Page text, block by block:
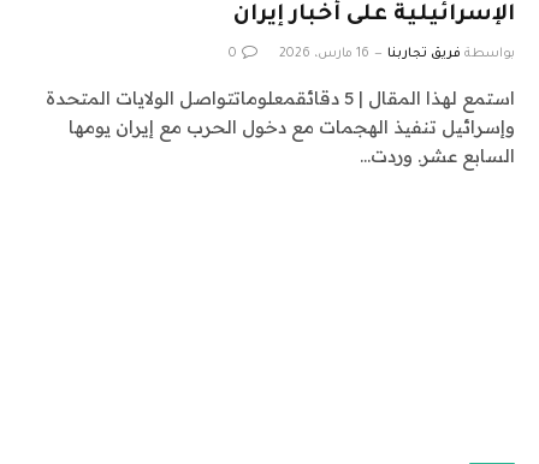
الإسرائيلية على أخبار إيران
بواسطة فريق تجاربنا 16 مارس، 2026 0
استمع لهذا المقال | 5 دقائقمعلوماتتواصل الولايات المتحدة
وإسرائيل تنفيذ الهجمات مع دخول الحرب مع إيران يومها
السابع عشر. وردت…